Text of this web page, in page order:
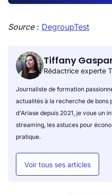
Source: DegroupTest
Tiffany
Rédactrice experte
Journaliste de formation
actualités à la recherche de bons
d'Ariase depuis 2021, je voue un
streaming, les astuces pour
pratique.
Voir tous ses articles